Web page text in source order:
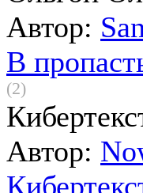
Автор:
В
(2)
Автор: